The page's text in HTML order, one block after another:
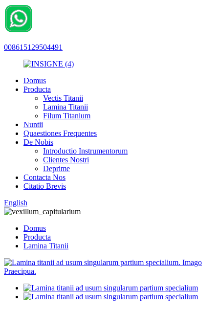
008615129504491
Domus
Producta
Vectis Titanii
Lamina Titanii
Filum Titanium
Nuntii
Quaestiones Frequentes
De Nobis
Introductio Instrumentorum
Clientes Nostri
Deprime
Contacta Nos
Citatio Brevis
English
Domus
Producta
Lamina Titanii